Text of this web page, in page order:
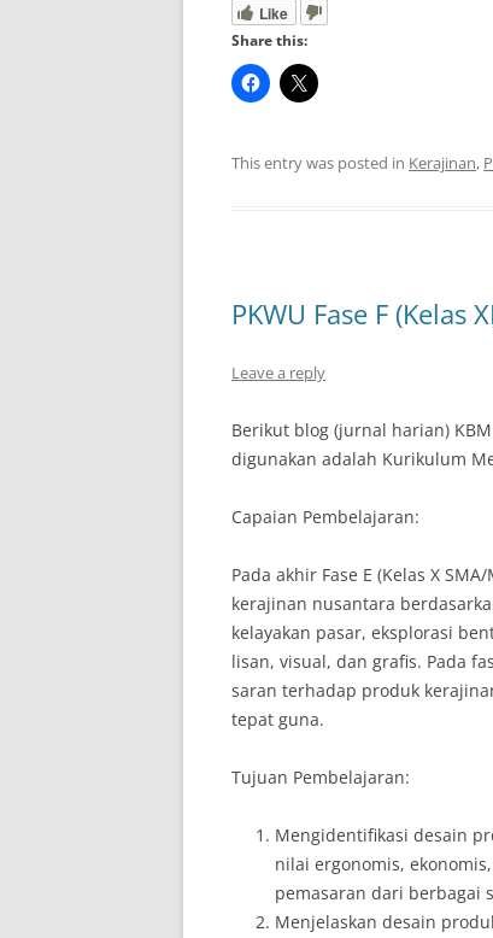
Like
Share this:
This entry was posted in Kerajinan,
PKWU Fase F (Kelas
Leave a reply
Berikut blog (jurnal harian)
digunakan adalah Kurikulum
Capaian Pembelajaran:
Pada akhir Fase E (Kelas X
kerajinan nusantara
kelayakan pasar, eksplorasi
lisan, visual, dan grafis. Pada
saran terhadap produk
tepat guna.
Tujuan Pembelajaran:
Mengidentifikasi desain
nilai ergonomis,
pemasaran dari berbagai
Menjelaskan desain